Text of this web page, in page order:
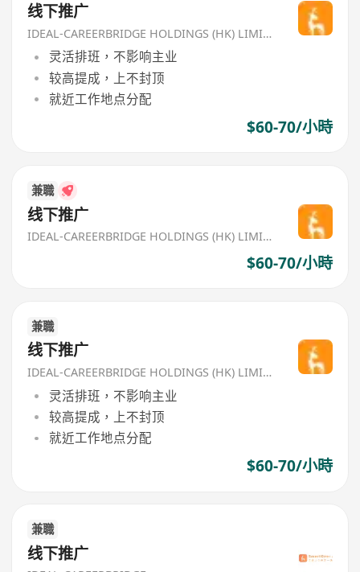
线下推广
IDEAL-CAREERBRIDGE HOLDINGS (HK) LIMITED
灵活排班，不影响主业
较高提成，上不封顶
就近工作地点分配
$60-70/小時
兼職
线下推广
IDEAL-CAREERBRIDGE HOLDINGS (HK) LIMITED
$60-70/小時
兼職
线下推广
IDEAL-CAREERBRIDGE HOLDINGS (HK) LIMITED
灵活排班，不影响主业
较高提成，上不封顶
就近工作地点分配
$60-70/小時
兼職
线下推广